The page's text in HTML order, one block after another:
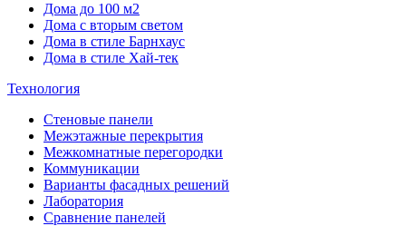
Дома до 100 м2
Дома с вторым светом
Дома в стиле Барнхаус
Дома в стиле Хай-тек
Технология
Стеновые панели
Межэтажные перекрытия
Межкомнатные перегородки
Коммуникации
Варианты фасадных решений
Лаборатория
Сравнение панелей